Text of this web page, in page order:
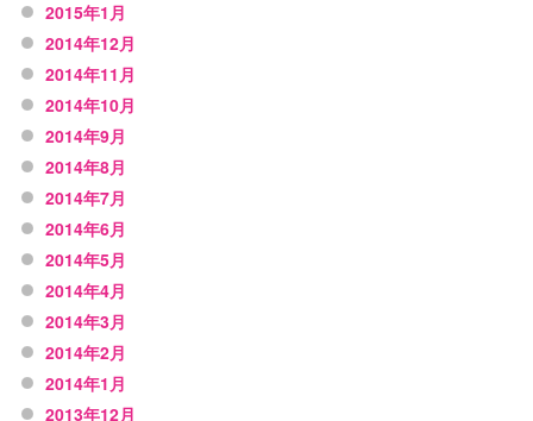
2015年1月
2014年12月
2014年11月
2014年10月
2014年9月
2014年8月
2014年7月
2014年6月
2014年5月
2014年4月
2014年3月
2014年2月
2014年1月
2013年12月